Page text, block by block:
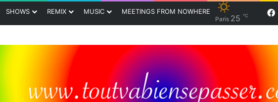
SHOWS REMIX MUSIC MEETINGS FROM NOWHERE
Paris 25 ℃